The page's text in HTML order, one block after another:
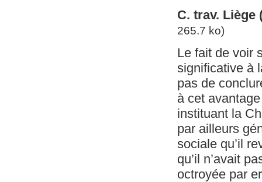
C. trav. Liège
265.7 ko)
Le fait de voir
significative à
pas de
à cet
instituant la
par ailleurs
sociale qu’il
qu’il n’avait
octroyée par